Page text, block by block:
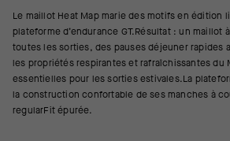
Le maillot Heat Map marie des motifs en édition
plateforme d’endurance GT.Résultat : un maillot
toutes les sorties, des pauses déjeuner rapides
les propriétés respirantes et rafraîchissantes du
essentielles pour les sorties estivales.La
la construction confortable de ses manches à
regularFit épurée.